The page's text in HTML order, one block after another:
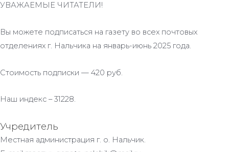
УВАЖАЕМЫЕ ЧИТАТЕЛИ!
Вы можете подписаться на газету во всех почтовых
отделениях г. Нальчика на январь-июнь 2025 года.
Стоимость подписки — 420 руб.
Наш индекс – 31228.
Учредитель
Местная администрация г. о. Нальчик.